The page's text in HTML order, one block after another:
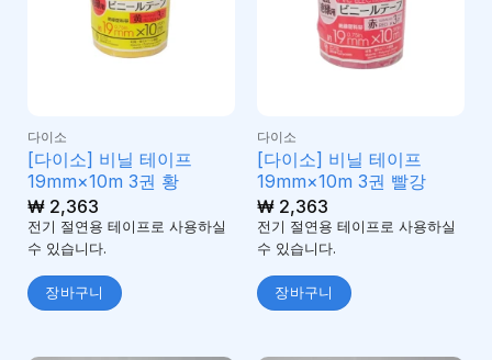
다이소
[다이소] 비닐 테이프
19mm×10m 3권 황
₩2,363
전기 절연용 테이프로 사용하실
수 있습니다.
장바구니
다이소
[다이소] 비닐 테이프
19mm×10m 3권 빨강
₩2,363
전기 절연용 테이프로 사용하실
수 있습니다.
장바구니